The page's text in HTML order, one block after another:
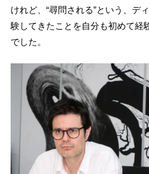
けれど、“尋問される”という、デ
験してきたことを自分も初めて経
でした。